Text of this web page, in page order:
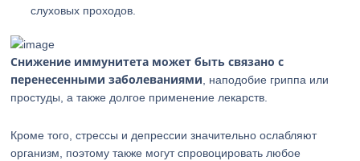
слуховых проходов.
Снижение иммунитета может быть связано с
перенесенными заболеваниями , наподобие гриппа или
простуды, а также долгое применение лекарств.
Кроме того, стрессы и депрессии значительно ослабляют
организм, поэтому также могут спровоцировать любое